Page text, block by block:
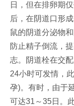
日，但在排卵期
后，在阴道口形
鼠的阴道分泌物
防止精子倒流，
志。阴道栓在交
24小时可发情，
孕)。有时，由于
可达31～35日。